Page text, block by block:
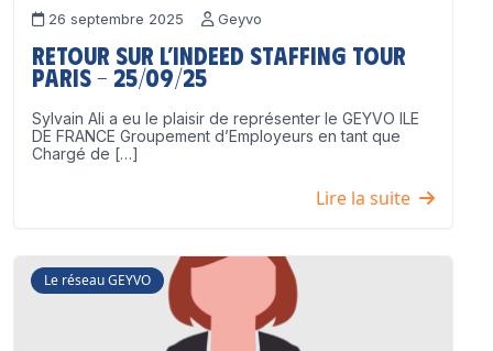
26 septembre 2025 Geyvo
Retour sur l’Indeed Staffing Tour
Paris – 25/09/25
Sylvain Ali a eu le plaisir de représenter le GEYVO ILE
DE FRANCE Groupement d’Employeurs en tant que
Chargé de […]
Lire la suite
Le réseau GEYVO